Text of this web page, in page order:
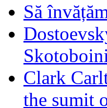
Să
Clark
the sumit